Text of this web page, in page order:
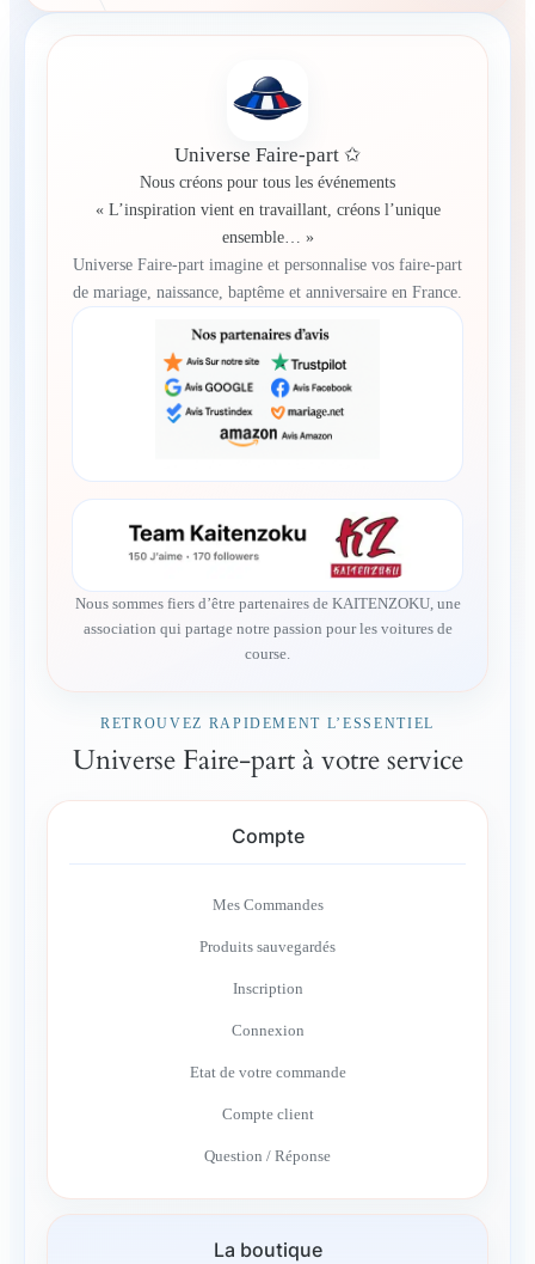
Universe Faire-part ✩
Nous créons pour tous les événements
« L’inspiration vient en travaillant, créons l’unique
ensemble… »
Universe Faire-part imagine et personnalise vos faire-part
de mariage, naissance, baptême et anniversaire en France.
Nous sommes fiers d’être partenaires de KAITENZOKU, une
association qui partage notre passion pour les voitures de
course.
RETROUVEZ RAPIDEMENT L’ESSENTIEL
Universe Faire-part à votre service
Compte
Mes Commandes
Produits sauvegardés
Inscription
Connexion
Etat de votre commande
Compte client
Question / Réponse
La boutique